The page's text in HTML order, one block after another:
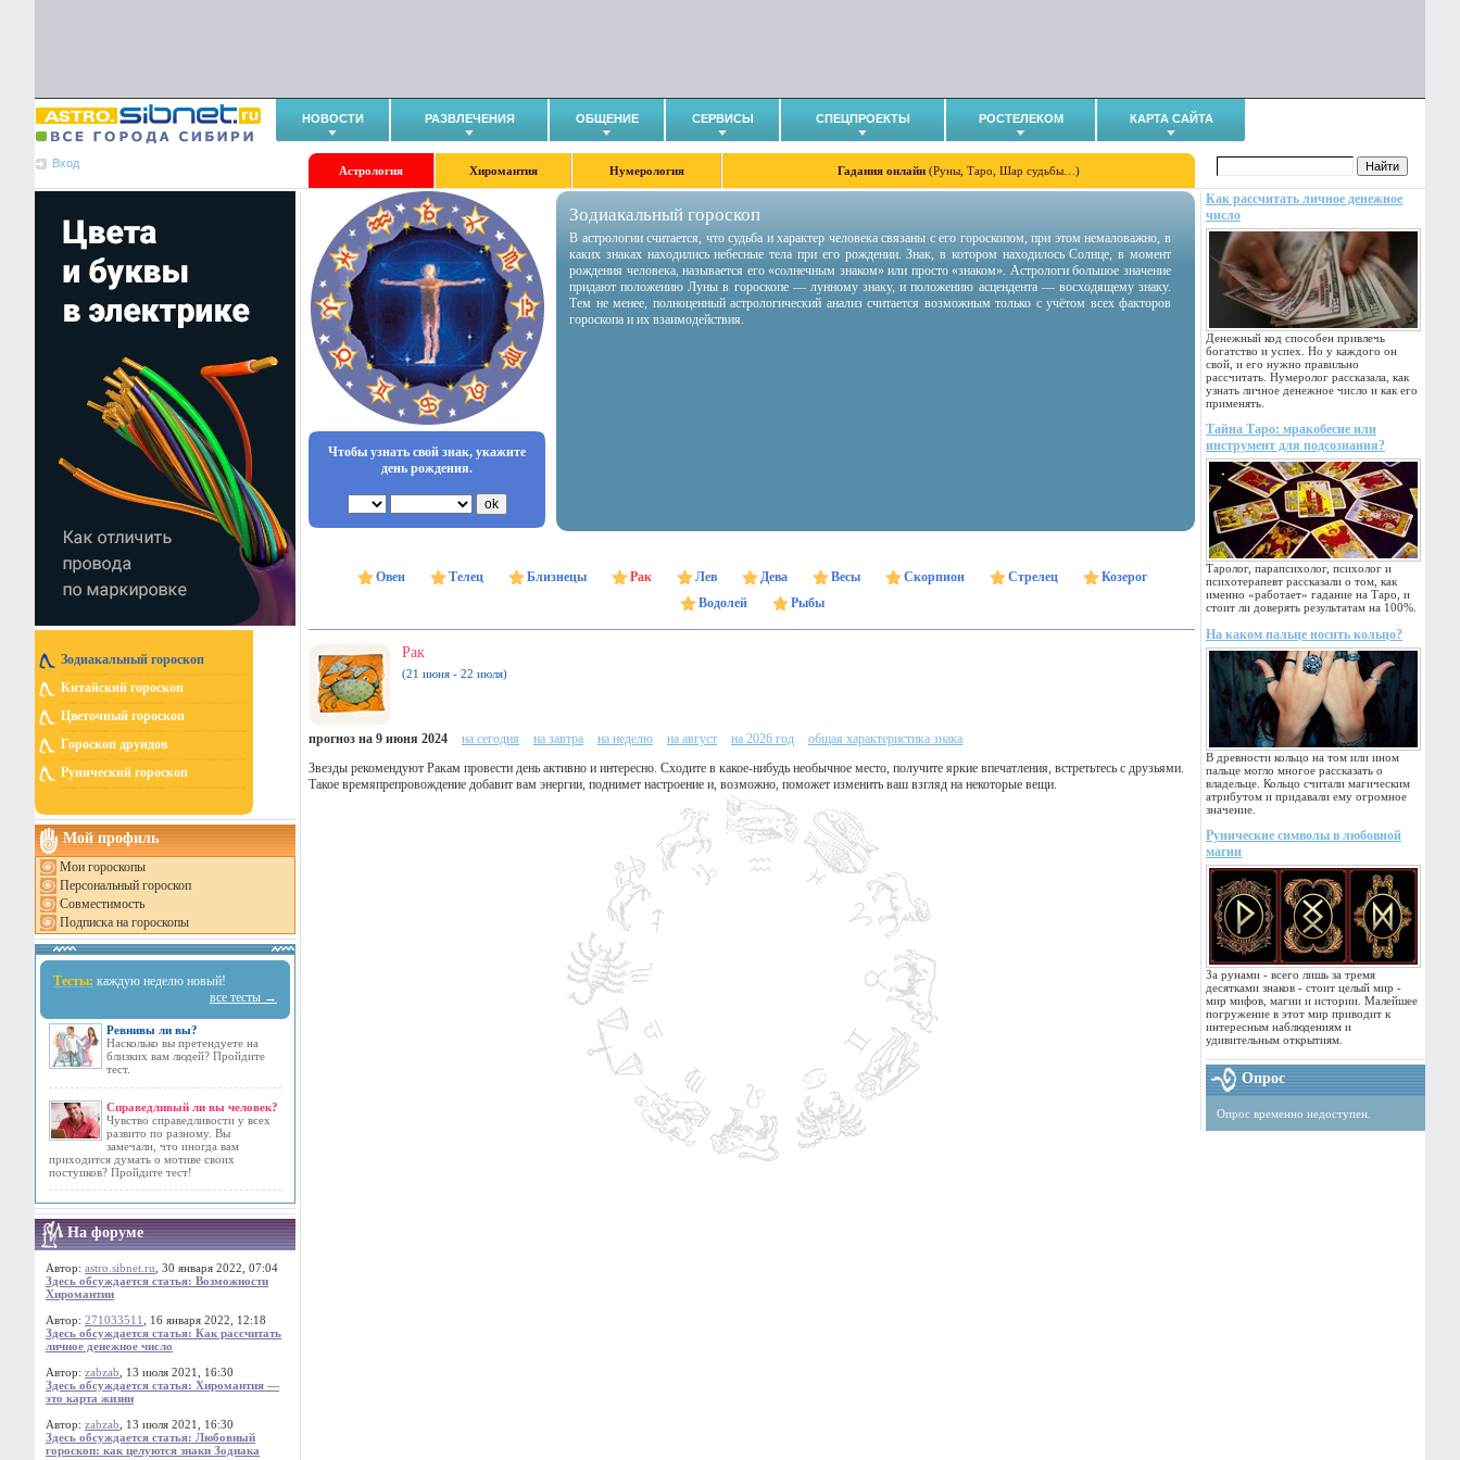
НОВОСТИ РАЗВЛЕЧЕНИЯ ОБЩЕНИЕ СЕРВИСЫ СПЕЦПРОЕКТЫ РОСТЕЛЕКОМ КАРТА САЙТА
Вход
Астрология Хиромантия Нумерология Гадания онлайн (Руны, Таро, Шар судьбы…)
Зодиакальный гороскоп
Китайский гороскоп
Цветочный гороскоп
Гороскоп друидов
Рунический гороскоп
Мой профиль
Мои гороскопы
Персональный гороскоп
Совместимость
Подписка на гороскопы
Тесты: каждую неделю новый!
все тесты →
Ревнивы ли вы?
Насколько вы претендуете на
близких вам людей? Пройдите
тест.
Справедливый ли вы человек?
Чувство справедливости у всех
развито по разному. Вы
замечали, что иногда вам
приходится думать о мотиве своих
поступков? Пройдите тест!
На форуме
Автор: astro.sibnet.ru , 30 января 2022, 07:04
Здесь обсуждается статья: Возможности
Хиромантии
Автор: 271033511
, 16 января 2022, 12:18
Здесь обсуждается статья: Как рассчитать
личное денежное число
Автор: zabzab , 13 июля 2021, 16:30
Здесь обсуждается статья: Хиромантия —
это карта жизни
Автор: zabzab , 13 июля 2021, 16:30
Здесь обсуждается статья: Любовный
гороскоп: как целуются знаки Зодиака
Как рассчитать личное денежное
число
Денежный код способен привлечь
богатство и успех. Но у каждого он
свой, и его нужно правильно
рассчитать. Нумеролог рассказала, как
узнать личное денежное число и как его
применять.
Тайна Таро: мракобесие или
инструмент для подсознания?
Таролог, парапсихолог, психолог и
психотерапевт рассказали о том, как
именно «работает» гадание на Таро, и
стоит ли доверять результатам на 100%.
На каком пальце носить кольцо?
В древности кольцо на том или ином
пальце могло многое рассказать о
владельце. Кольцо считали магическим
атрибутом и придавали ему огромное
значение.
Рунические символы в любовной
магии
За рунами - всего лишь за тремя
десятками знаков - стоит целый мир -
мир мифов, магии и истории. Малейшее
погружение в этот мир приводит к
интересным наблюдениям и
удивительным открытиям.
Опрос
Опрос временно недоступен.
Чтобы узнать свой знак, укажите
день рождения.
Зодиакальный гороскоп
В астрологии считается, что судьба и характер человека связаны с его гороскопом, при этом немаловажно, в
каких знаках находились небесные тела при его рождении. Знак, в котором находилось Солнце, в момент
рождения человека, называется его «солнечным знаком» или просто «знаком». Астрологи большое значение
придают положению Луны в гороскопе — лунному знаку, и положению асцендента — восходящему знаку.
Тем не менее, полноценный астрологический анализ считается возможным только с учётом всех факторов
гороскопа и их взаимодействия.
Овен Телец Близнецы Рак Лев Дева Весы Скорпион Стрелец
Козерог
Водолей
Рыбы
Рак
(21 июня - 22 июля)
прогноз на 9 июня 2024 на сегодня на завтра на неделю на август на 2026 год
общая характеристика знака
Звезды рекомендуют Ракам провести день активно и интересно. Сходите в какое-нибудь необычное место, получите яркие впечатления, встретьтесь с друзьями.
Такое времяпрепровождение добавит вам энергии, поднимет настроение и, возможно, поможет изменить ваш взгляд на некоторые вещи.